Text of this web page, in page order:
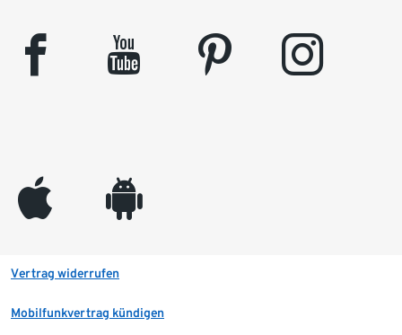
facebook youtube pinterest instagram
appleinc android
Vertrag widerrufen
Mobilfunkvertrag kündigen